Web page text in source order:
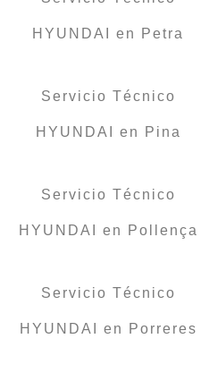
HYUNDAI en Petra
Servicio Técnico
HYUNDAI en Pina
Servicio Técnico
HYUNDAI en Pollença
Servicio Técnico
HYUNDAI en Porreres